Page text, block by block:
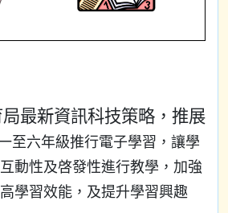
最新資訊科技策略，推展
至六年級推行電子學習， 讓學
動性及啓發性進行教學，加強
學習效能，及提升學習興趣